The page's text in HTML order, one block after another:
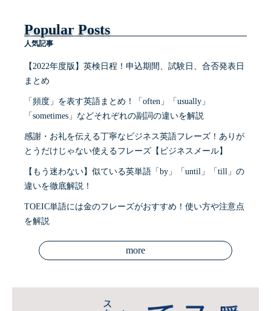
Popular Posts
人気記事
【2022年度版】英検日程！申込期間、試験日、合否発表日
まとめ
「頻度」を表す英語まとめ！「often」「usually」
「sometimes」などそれぞれの副詞の違いを解説
感謝・お礼を伝える丁寧なビジネス英語フレーズ！ありが
とうだけじゃない使えるフレーズ【ビジネスメール】
【もう迷わない】似ている英単語「by」「until」「till」の
違いを徹底解説！
TOEIC単語には金のフレーズがおすすめ！使い方や注意点
を解説
more